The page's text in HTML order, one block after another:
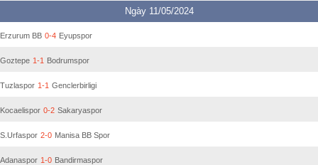
Ngày 11/05/2024
Erzurum BB 0-4 Eyupspor
Goztepe 1-1 Bodrumspor
Tuzlaspor 1-1 Genclerbirligi
Kocaelispor 0-2 Sakaryaspor
S.Urfaspor 2-0 Manisa BB Spor
Adanaspor 1-0 Bandirmaspor